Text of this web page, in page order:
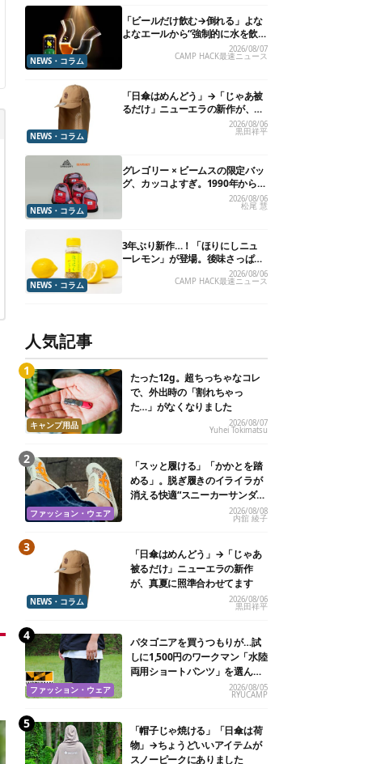
NEWS・コラム
「ビールだけ飲む→倒れる」よな
よなエールから“強制的に水を飲
2026/08/07
CAMP HACK最速ニュース
NEWS・コラム
「日傘はめんどう」→「じゃあ被
るだけ」ニューエラの新作が、真
2026/08/06
黒田祥平
NEWS・コラム
グレゴリー × ビームスの限定バッ
グ、カッコよすぎ。1990年から“3
年のみ使用”されていた、紫タグ
2026/08/06
松尾 慧
NEWS・コラム
3年ぶり新作…！「ほりにしニュ
ーレモン」が登場。後味さっぱり
の万能スパイス！【8月21日発
2026/08/06
CAMP HACK最速ニュース
人気記事
キャンプ用品
たった12g。超ちっちゃなコレ
で、外出時の「割れちゃっ
た…」がなくなりました
2026/08/07
Yuhei Tokimatsu
ファッション・ウェア
「スッと履ける」「かかとを踏
める」。脱ぎ履きのイライラが
消える快適“スニーカーサンダ
2026/08/08
内舘 綾子
NEWS・コラム
「日傘はめんどう」→「じゃあ
被るだけ」ニューエラの新作
が、真夏に照準合わせてます
2026/08/06
黒田祥平
ファッション・ウェア
パタゴニアを買うつもりが…試
しに1,500円のワークマン「水陸
両用ショートパンツ」を選んだ
2026/08/05
RYUCAMP
「帽子じゃ焼ける」「日傘は荷
物」→ちょうどいいアイテムが
スノーピークにありました